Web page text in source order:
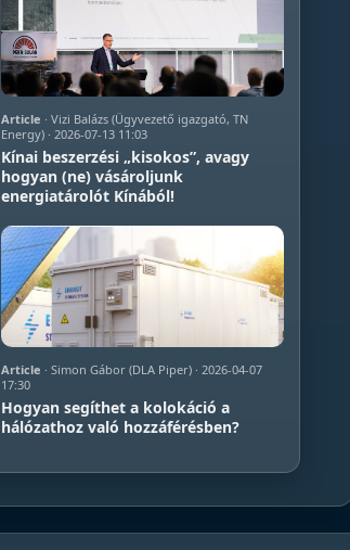
Article · Vizi Balázs (Ügyvezető igazgató, TN
Energy) · 2026-07-13 11:03
Kínai beszerzési „kisokos”, avagy
hogyan (ne) vásároljunk
energiatárolót Kínából!
Article · Simon Gábor (DLA Piper) · 2026-04-07
17:30
Hogyan segíthet a kolokáció a
hálózathoz való hozzáférésben?